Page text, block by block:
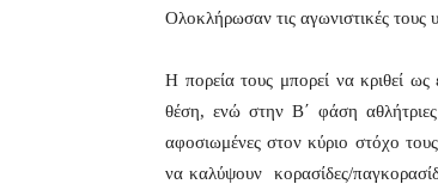
Ολοκλήρωσαν τις αγωνιστικές τους
Η πορεία τους μπορεί να κριθεί
θέση, ενώ στην Β΄ φάση
αφοσιωμένες στον κύριο στόχο
να καλύψουν κορασίδες/